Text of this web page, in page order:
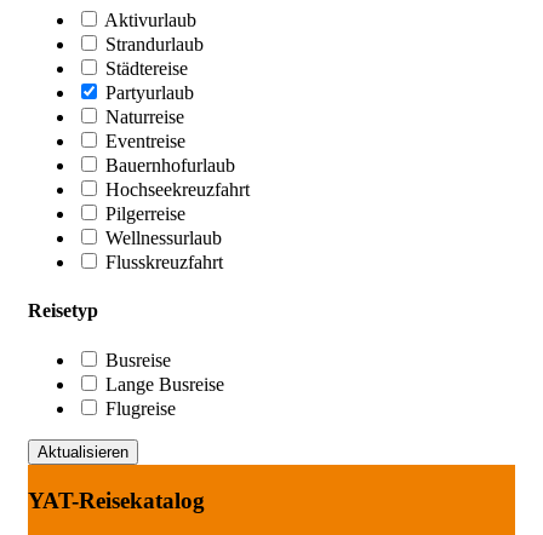
Aktivurlaub
Strandurlaub
Städtereise
Partyurlaub
Naturreise
Eventreise
Bauernhofurlaub
Hochseekreuzfahrt
Pilgerreise
Wellnessurlaub
Flusskreuzfahrt
Reisetyp
Busreise
Lange Busreise
Flugreise
YAT-Reisekatalog